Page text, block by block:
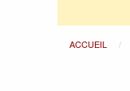
ACCUEIL